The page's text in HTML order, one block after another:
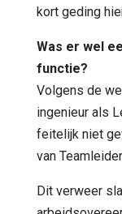
kort geding
Was er wel
functie?
Volgens de
ingenieur als
feitelijk niet
van
Dit verweer